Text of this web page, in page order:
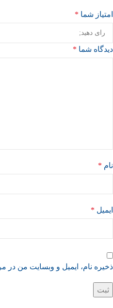
امتیاز شما *
دیدگاه شما *
نام *
ایمیل *
ذخیره نام، ایمیل و وبسایت من در